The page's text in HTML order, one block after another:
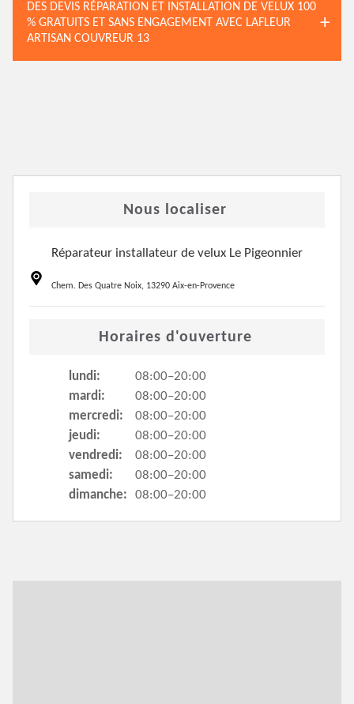
DES DEVIS RÉPARATION ET INSTALLATION DE VELUX 100
% GRATUITS ET SANS ENGAGEMENT AVEC LAFLEUR
ARTISAN COUVREUR 13
Nous localiser
Réparateur installateur de velux Le Pigeonnier
Chem. Des Quatre Noix, 13290 Aix-en-Provence
Horaires d'ouverture
lundi:
08:00–20:00
mardi:
08:00–20:00
mercredi:
08:00–20:00
jeudi:
08:00–20:00
vendredi:
08:00–20:00
samedi:
08:00–20:00
dimanche:
08:00–20:00